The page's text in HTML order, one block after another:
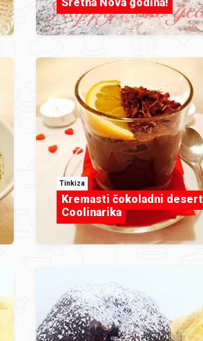
Tinkiza
Kremasti čokoladni desert
Coolinarika